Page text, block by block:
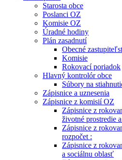
Starosta obce
Poslanci OZ
Komisie OZ
Úradné hodiny
Plán zasadnutí
Obecné
Komisie
Rokovací poriadok
Hlavný kontrolór obce
Súbory na
Zápisnice a uznesenia
Zápisnice z komisií OZ
Zápisnice z
životné prostredie
Zápisnice z
rozpočet :
Zápisnice z
a sociálnu oblasť